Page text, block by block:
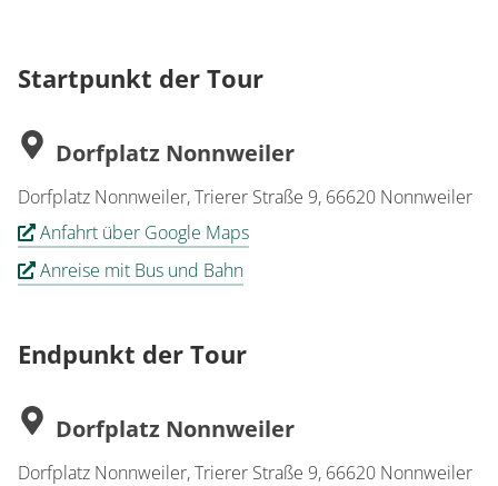
Startpunkt der Tour
Dorfplatz Nonnweiler
Dorfplatz Nonnweiler, Trierer Straße 9, 66620 Nonnweiler
Anfahrt über Google Maps
Anreise mit Bus und Bahn
Endpunkt der Tour
Dorfplatz Nonnweiler
Dorfplatz Nonnweiler, Trierer Straße 9, 66620 Nonnweiler